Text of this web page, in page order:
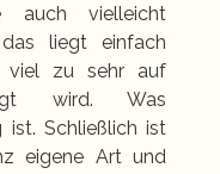
auch vielleicht
liegt einfach
viel zu sehr auf
wird. Was
ist. Schließlich ist
eigene Art und